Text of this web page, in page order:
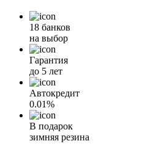
18 банков
на выбор
Гарантия
до 5 лет
Автокредит
0.01%
В подарок
зимняя резина